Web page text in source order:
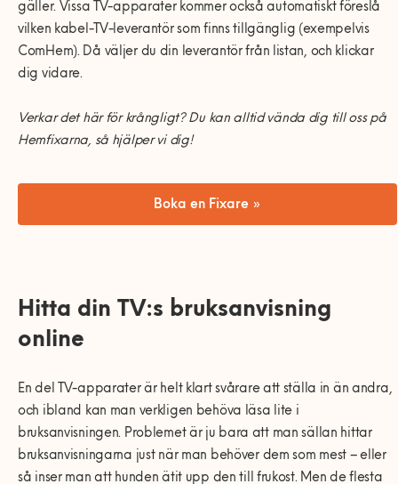
gäller. Vissa TV-apparater kommer också automatiskt föreslå
vilken kabel-TV-leverantör som finns tillgänglig (exempelvis
ComHem). Då väljer du din leverantörfrån listan, och klickar
dig vidare.
Verkar det här för krångligt? Du kan alltid vända dig till oss på
Hemfixarna, så hjälpervi dig!
Boka en Fixare »
Hitta din TV:s bruksanvisning
online
En del TV-apparaterär helt klart svårare att ställa in än andra,
och ibland kan man verkligen behöva läsa lite i
bruksanvisningen. Problemet är ju bara att man sällan hittar
bruksanvisningarna just när man behöver dem som mest –eller
så inser man att hundenätit upp den till frukost. Men de flesta